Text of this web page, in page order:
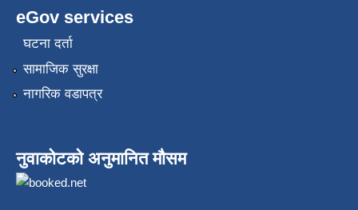
eGov services
घटना दर्ता
सामाजिक सुरक्षा
नागरिक वडापत्र
नुवाकोटको अनुमानित मौसम